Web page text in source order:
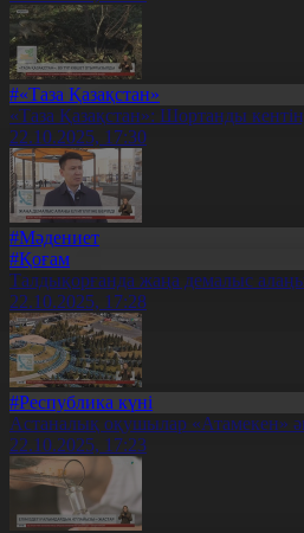
#«Таза Қазақстан»
«Таза Қазақстан»: Шортанды
22.10.2025, 17:30
#Мәдениет
#Қоғам
Талдықорғанда жаңа демалыс алаңы
22.10.2025, 17:28
#Республика күні
Астаналық оқушылар «Атамекен»
22.10.2025, 17:23